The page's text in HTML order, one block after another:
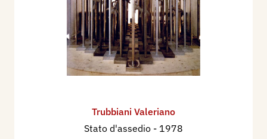
Trubbiani Valeriano
Stato d'assedio - 1978